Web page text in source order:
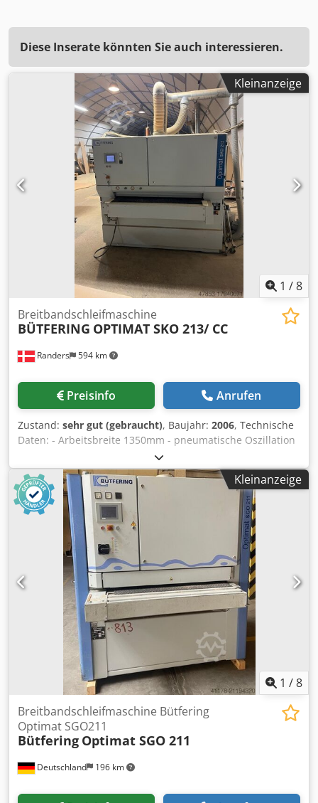
Diese Inserate könnten Sie auch interessieren.
Kleinanzeige
1 /8
Randers 594 km
Breitbandschleifmaschine
BÜTFERING OPTIMAT SKO 213/ CC
Preisinfo Anrufen
Zustand: sehr gut (gebraucht), Baujahr: 2006, Technische
Daten: - Arbeitsbreite 1350mm - pneumatische Oszillation
- Vakuumtisch - Freistehende Maschine ( Tisch
heben/fallen ) 1 Kombi-Gerät: - Motorleistung 18,5kW -
Stahl-Kalibrierungswalze - stufenlose Einstellung der
Bandgeschwindigkeit - sektionale Unterlage (52 Abschnitte
von je 26mm) 2 Kombi-Gerät: - Profilblock (52 Abschnitte zu
je 26 mm) - Motorleistung 7,5kW Chjdpfevdtxisx Aa Tja -
stufenlose Einstellung der Bandgeschwindigkeit - Bürste
am Ausgang des Materials - stufenlose Regulierung der
Vorschubgeschwindigkeit - pneumatische Reinigung der
Bänder
Kleinanzeige
1 /8
Deutschland 196 km
Breitbandschleifmaschine Bütfering
Optimat SGO211
Bütfering Optimat SGO 211